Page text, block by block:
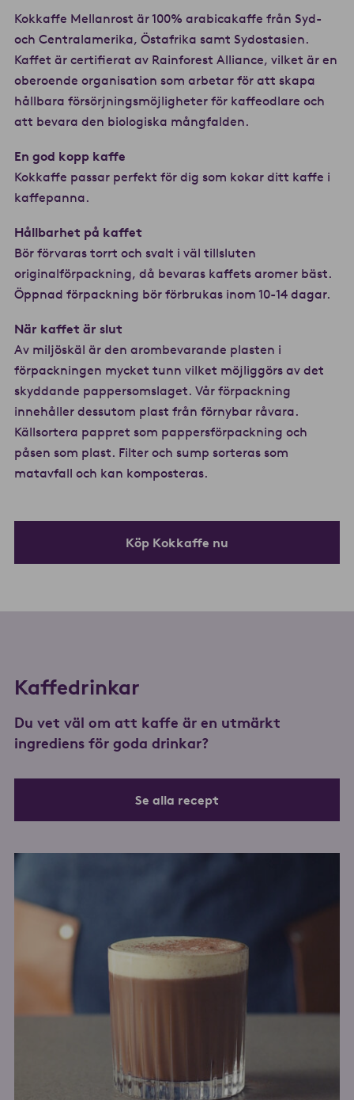
Kokkaffe Mellanrost är 100% arabicakaffe från Syd-
och Centralamerika, Östafrika samt Sydostasien.
Kaffet är certifierat av Rainforest Alliance, vilket är en
oberoende organisation som arbetar för att skapa
hållbara försörjningsmöjligheter för kaffeodlare och
att bevara den biologiska mångfalden.
En god kopp kaffe
Kokkaffe passar perfekt för dig som kokar ditt kaffe i
kaffepanna.
Hållbarhet på kaffet
Bör förvaras torrt och svalt i väl tillsluten
originalförpackning, då bevaras kaffets aromer bäst.
Öppnad förpackning bör förbrukas inom 10-14 dagar.
När kaffet är slut
Av miljöskäl är den arombevarande plasten i
förpackningen mycket tunn vilket möjliggörs av det
skyddande pappersomslaget. Vår förpackning
innehåller dessutom plast från förnybar råvara.
Källsortera pappret som pappersförpackning och
påsen som plast. Filter och sump sorteras som
matavfall och kan komposteras.
Köp Kokkaffe nu
Kaffedrinkar
Du vet väl om att kaffe är en utmärkt
ingrediens för goda drinkar?
Se alla recept